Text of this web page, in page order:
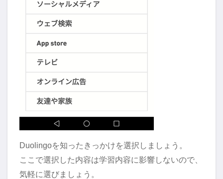
Duolingoを知ったきっかけを選択しましょう。
ここで選択した内容は学習内容に影響しないので、
気軽に選びましょう。